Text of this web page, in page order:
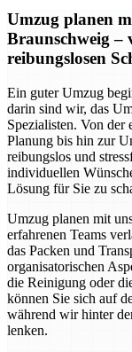
Umzug planen
Braunschweig –
reibungslosen
Ein guter Umzug
darin sind wir, das
Spezialisten. Von der
Planung bis hin zur
reibungslos und
individuellen
Lösung für Sie zu
Umzug planen mit
erfahrenen Teams
das Packen und
organisatorischen
die Reinigung oder
können Sie sich auf
während wir hinter
lenken.